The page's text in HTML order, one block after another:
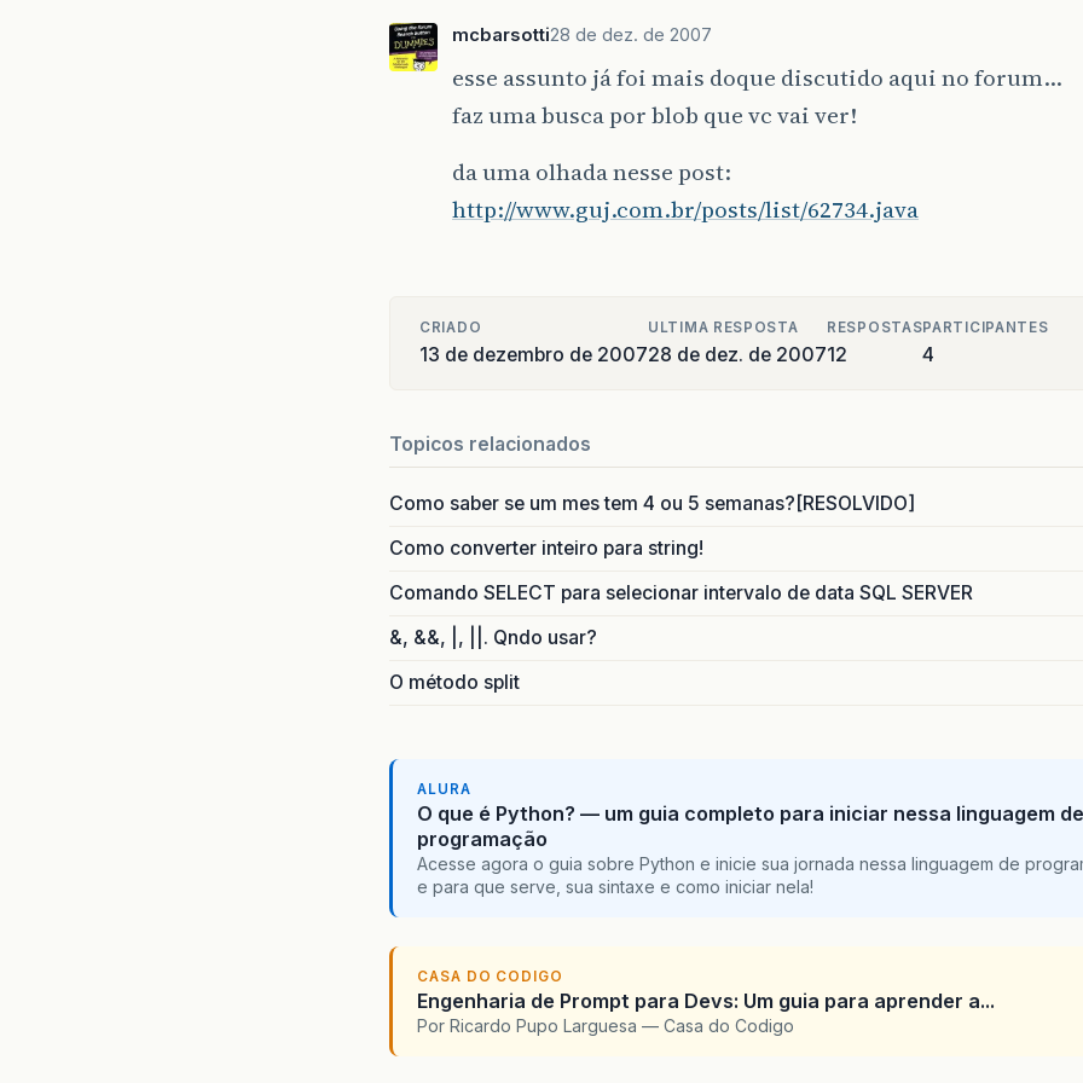
mcbarsotti28 de dez. de 2007
esse assunto já foi mais doque discutido aqui no forum…
faz uma busca por blob que vc vai ver!
da uma olhada nesse post:
http://www.guj.com.br/posts/list/62734.java
CRIADO
13 de dezembro de 2007
ULTIMA RESPOSTA
28 de dez. de 2007
RESPOSTAS
12
PARTICIPANTES
4
Topicos relacionados
Como saber se um mes tem 4 ou 5 semanas?[RESOLVIDO]
Como converter inteiro para string!
Comando SELECT para selecionar intervalo de data SQL SERVER
&, &&, |, ||. Qndo usar?
O método split
ALURA
O que é Python? — um guia completo para iniciar nessa linguagem de
programação
Acesse agora o guia sobre Python e inicie sua jornada nessa linguagem de
e para que serve, sua sintaxe e como iniciar nela!
CASA DO CODIGO
Engenharia de Prompt para Devs: Um guia para aprender a...
Por Ricardo Pupo Larguesa — Casa do Codigo